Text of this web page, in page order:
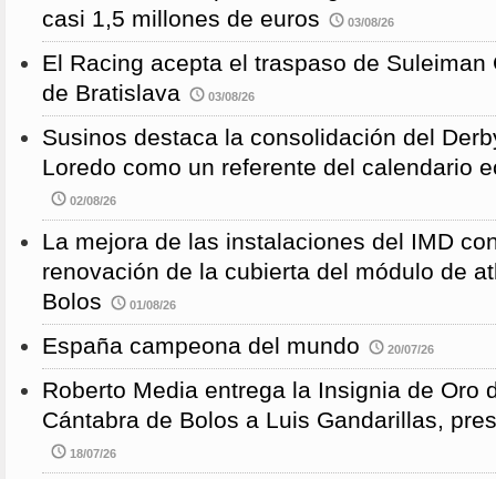
casi 1,5 millones de euros
03/08/26
El Racing acepta el traspaso de Suleiman
de Bratislava
03/08/26
Susinos destaca la consolidación del
Loredo como un referente del calendario
02/08/26
La mejora de las instalaciones del IMD
renovación de la cubierta del módulo de
Bolos
01/08/26
España campeona del mundo 20/07/26
Roberto Media entrega la Insignia de Oro
Cántabra de Bolos a Luis Gandarillas,
18/07/26